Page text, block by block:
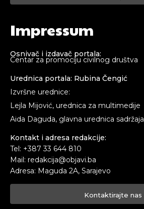
Impressum
Osnivač i izdavač portala:
Centar za promociju civilnog društva
Urednica portala: Rubina Čengić
Izvršne urednice:
Lejla Mijović, urednica za multimedije
Aida Daguda, glavna urednica sadržaja
Kontakt i adresa redakcije:
Tel: +387 33 644 810
Mail: redakcija@objavi.ba
Adresa: Maguda 2A, Sarajevo
Kontaktirajte nas